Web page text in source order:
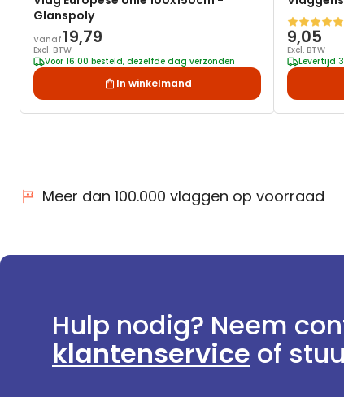
Glanspoly
Vanaf 19,79
Excl. BTW
Voor 16:00 besteld, dezelfde dag verzonden
In winkelmand
9,05
Excl. BTW
Levertijd
Meer dan 100.000 vlaggen op voorraad
Hulp nodig? Neem
klantenservice of